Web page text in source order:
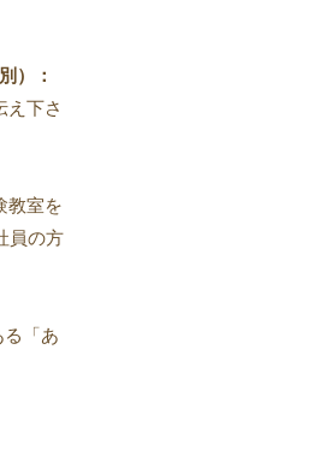
）：
え下さ
教室を
員の方
「あ